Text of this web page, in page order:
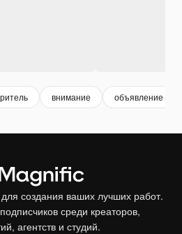
внимание объявление
создания ваших лучших работ.
среди креаторов,
агентств и студий.